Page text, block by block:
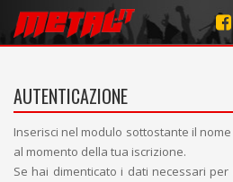
AUTENTICAZIONE
Inserisci nel modulo sottostante il
al momento della tua iscrizione.
Se hai dimenticato i dati necessari per